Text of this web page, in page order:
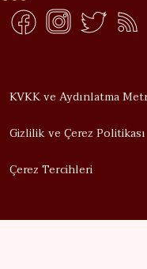
KVKK ve Aydınlatma
Gizlilik ve Çerez Politikası
Çerez Tercihleri